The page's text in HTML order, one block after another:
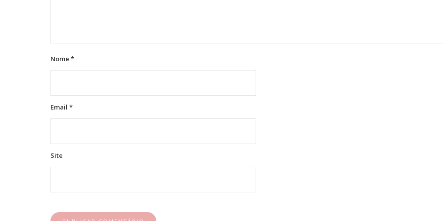
Nome *
Email *
Site